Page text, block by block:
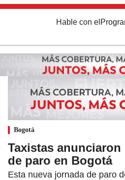
Hable con el
Bogotá
Taxistas
de paro en Bogotá
Esta nueva jornada de paro